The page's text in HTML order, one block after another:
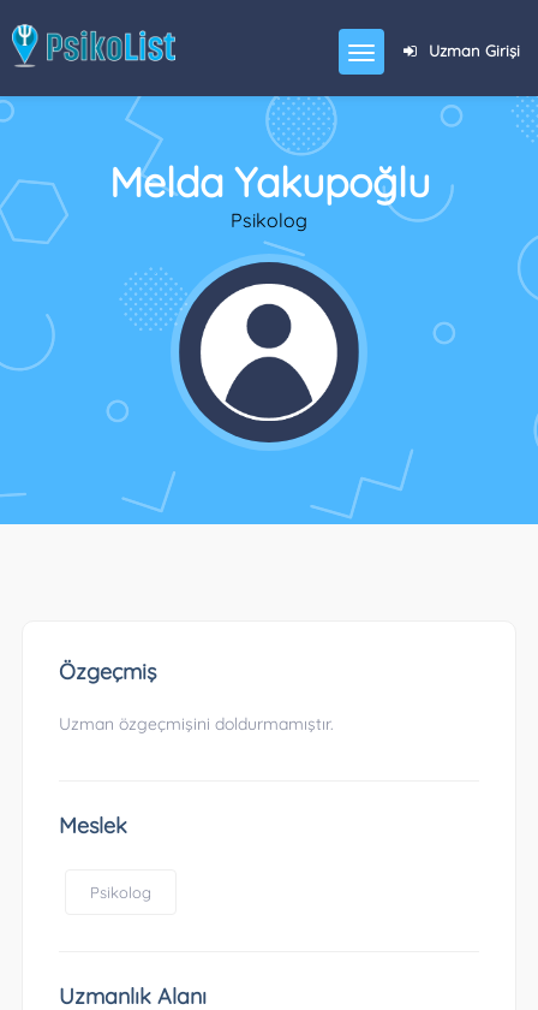
Uzman Girişi
Melda Yakupoğlu
Psikolog
Özgeçmiş
Uzman özgeçmişini doldurmamıştır.
Meslek
Psikolog
Uzmanlık Alanı